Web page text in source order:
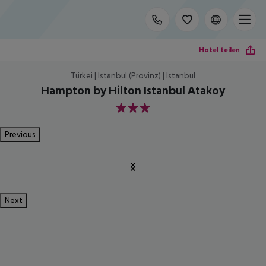
Hotel teilen
Türkei | Istanbul (Provinz) | Istanbul
Hampton by Hilton Istanbul Atakoy
3
Previous
Next